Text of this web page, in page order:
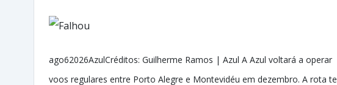
ago62026AzulCréditos: Guilherme Ramos | Azul A Azul voltará a operar
voos regulares entre Porto Alegre e Montevidéu em dezembro. A rota